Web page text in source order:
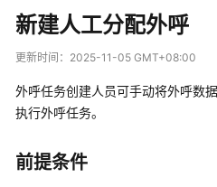
产
品
介
快
入
门
新建人工分配外呼
更新时间： 2025-11-05 GMT+08:00
外呼任务创建人员可手动将外呼数
执行外呼任务。
前提条件